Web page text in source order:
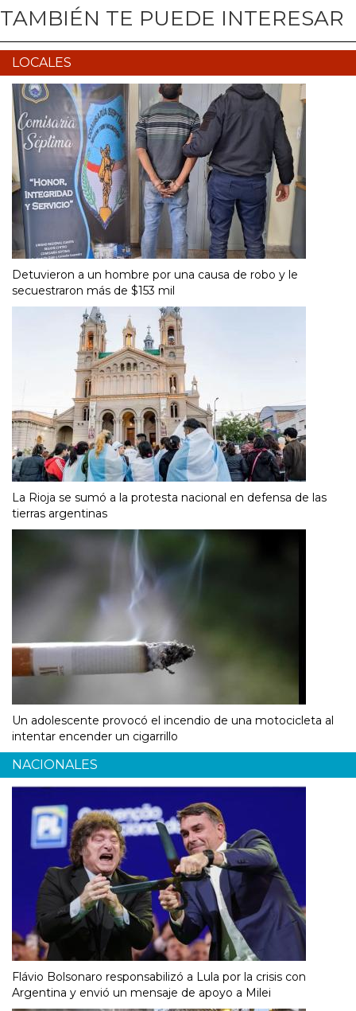
TAMBIÉN TE PUEDE INTERESAR
LOCALES
Detuvieron a un hombre por una causa de robo y le
secuestraron más de $153 mil
La Rioja se sumó a la protesta nacional en defensa de las
tierras argentinas
Un adolescente provocó el incendio de una motocicleta al
intentar encender un cigarrillo
NACIONALES
Flávio Bolsonaro responsabilizó a Lula por la crisis con
Argentina y envió un mensaje de apoyo a Milei